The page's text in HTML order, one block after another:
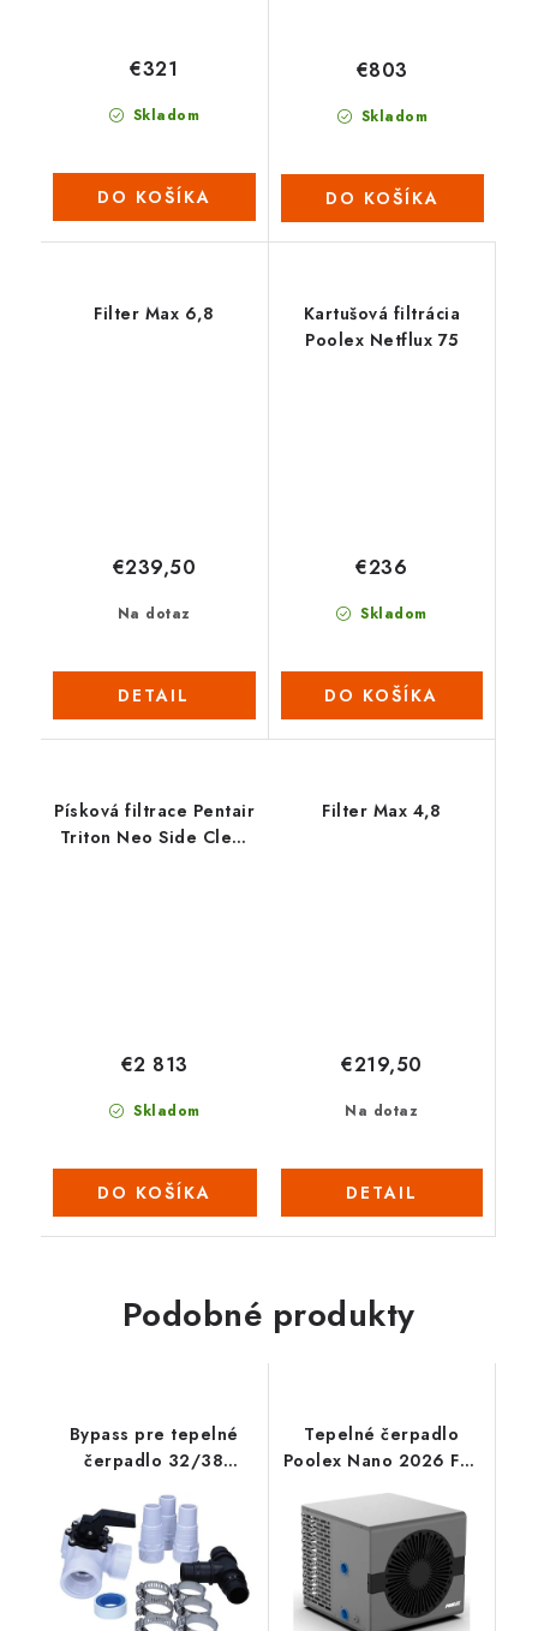
Skladom
€321
DO KOŠÍKA
Skladom
€803
DO KOŠÍKA
Filter Max 6,8
Na dotaz
€239,50
DETAIL
Kartušová filtrácia
Poolex Netflux 75
Skladom
€236
DO KOŠÍKA
Písková filtrace Pentair
Triton Neo Side Clear
Skladom
€2 813
DO KOŠÍKA
Filter Max 4,8
Na dotaz
€219,50
DETAIL
Podobné produkty
Bypass pre tepelné
čerpadlo 32/38
Tepelné čerpadlo
Poolex Nano 2026 Full
Inverter 3kW